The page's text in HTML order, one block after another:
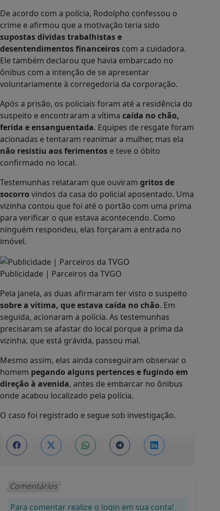
De acordo com a polícia, Rodolpho confessou o
crime e afirmou que a motivação teria sido
supostas dívidas trabalhistas e
desentendimentos financeiros com a cuidadora.
Ele também declarou que havia embarcado no
ônibus com a intenção de se apresentar
voluntariamente à corregedoria da corporação.
Após a prisão, os policiais foram até a residência do
suspeito e encontraram a vítima caída no chão,
ferida e ensanguentada. Equipes de resgate foram
acionadas e tentaram reanimar a mulher, mas ela
não resistiu aos ferimentos e teve o óbito
confirmado no local.
Testemunhas relataram que ouviram gritos de
socorro vindos da casa do policial aposentado. Uma
vizinha contou que foi até o portão com uma prima
para verificar o que estava acontecendo. Como
ninguém respondeu, elas forçaram a entrada no
imóvel.
Publicidade | Parceiros da TVGO
Pela janela, as duas afirmaram ter visto o suspeito
sobre a vítima, que estava caída no chão. Em
seguida, acionaram a polícia. As testemunhas
precisaram se afastar do local porque a prima da
vizinha, que está grávida, passou mal.
Mesmo assim, elas ainda conseguiram observar o
homem pegando alguns pertences e fugindo em
direção à avenida, antes de embarcar no ônibus
onde acabou localizado pela polícia.
O caso foi registrado e segue sob investigação.
Comentários
Para comentar realize o login em sua conta!